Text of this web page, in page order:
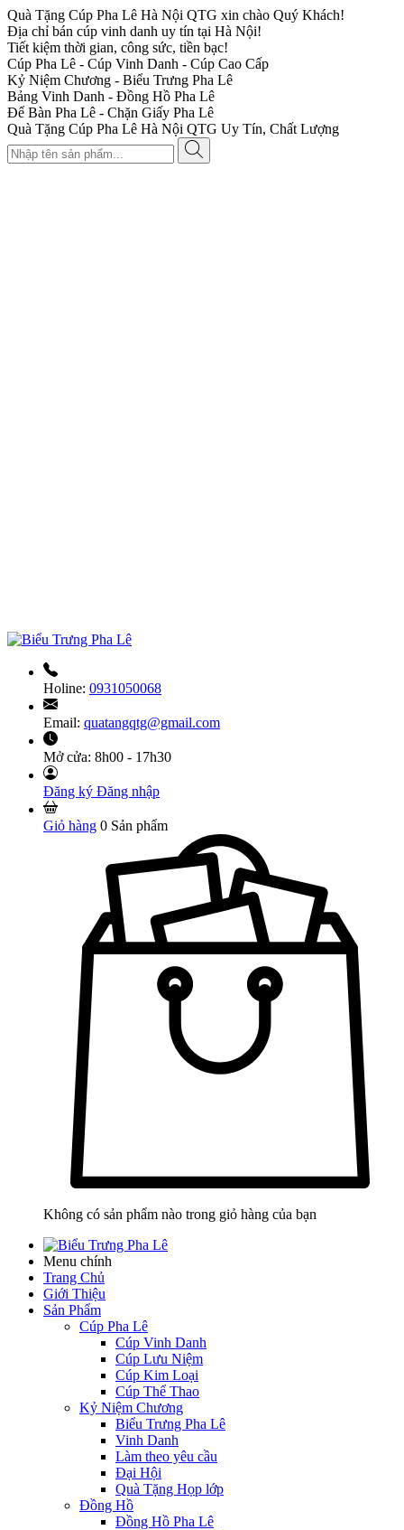
Quà Tặng Cúp Pha Lê Hà Nội QTG xin chào Quý Khách!
Địa chỉ bán cúp vinh danh uy tín tại Hà Nội!
Tiết kiệm thời gian, công sức, tiền bạc!
Cúp Pha Lê - Cúp Vinh Danh - Cúp Cao Cấp
Kỷ Niệm Chương - Biểu Trưng Pha Lê
Bảng Vinh Danh - Đồng Hồ Pha Lê
Để Bàn Pha Lê - Chặn Giấy Pha Lê
Quà Tặng Cúp Pha Lê Hà Nội QTG Uy Tín, Chất Lượng
Holine: 0931050068
Email: quatangqtg@gmail.com
Mở cửa: 8h00 - 17h30
Đăng ký Đăng nhập
Giỏ hàng 0 Sản phẩm
Không có sản phẩm nào trong giỏ hàng của bạn
Menu chính
Trang Chủ
Giới Thiệu
Sản Phẩm
Cúp Pha Lê
Cúp Vinh Danh
Cúp Lưu Niệm
Cúp Kim Loại
Cúp Thể Thao
Kỷ Niệm Chương
Biểu Trưng Pha Lê
Vinh Danh
Làm theo yêu cầu
Đại Hội
Quà Tặng Họp lớp
Đồng Hồ
Đồng Hồ Pha Lê